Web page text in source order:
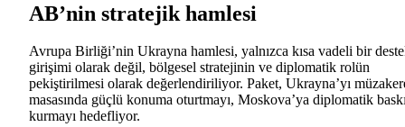
AB’nin stratejik hamlesi
Avrupa Birliği’nin Ukrayna hamlesi, yalnızca kısa vadeli bir
girişimi olarak değil, bölgesel stratejinin ve diplomatik rolün
pekiştirilmesi olarak değerlendiriliyor. Paket, Ukrayna’yı
masasında güçlü konuma oturtmayı, Moskova’ya diplomatik
kurmayı hedefliyor.